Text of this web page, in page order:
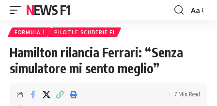
NEWS F1
Font
Aa
FORMULA 1 PILOTI E SCUDERIE F1
Hamilton rilancia Ferrari: “Senza
simulatore mi sento meglio”
7 Min Read